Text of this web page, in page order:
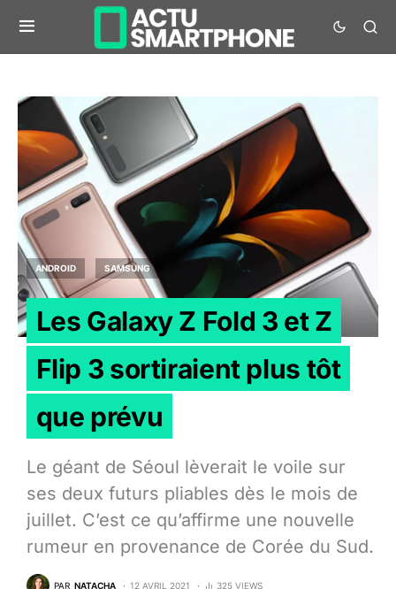
ANDROID SAMSUNG
Les Galaxy Z Fold 3 et Z
Flip 3 sortiraient plus tôt
que prévu
Le géant de Séoul lèverait le voile sur
ses deux futurs pliables dès le mois de
juillet. C’est ce qu’affirme une nouvelle
rumeur en provenance de Corée du Sud.
PAR NATACHA 12 AVRIL 2021
325 VIEWS